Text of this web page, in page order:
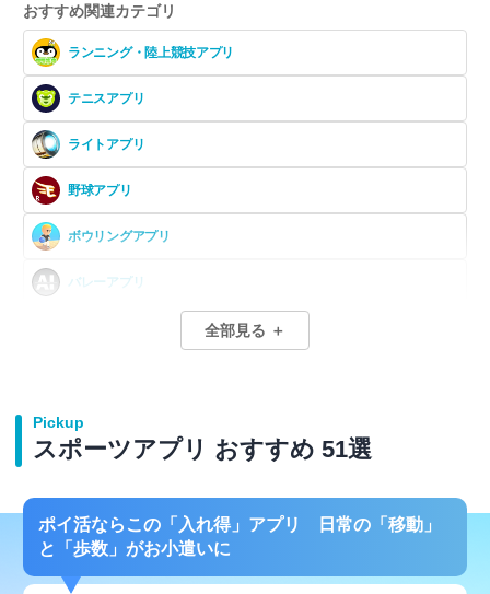
おすすめ関連カテゴリ
ランニング・陸上競技アプリ
テニスアプリ
ライトアプリ
野球アプリ
ボウリングアプリ
バレーアプリ
スポーツニュースアプリ
スキーアプリ
水泳アプリ
全部見る ＋
Pickup
スポーツアプリ おすすめ 51選
ポイ活ならこの「入れ得」アプリ 日常の「移動」
と「歩数」がお小遣いに